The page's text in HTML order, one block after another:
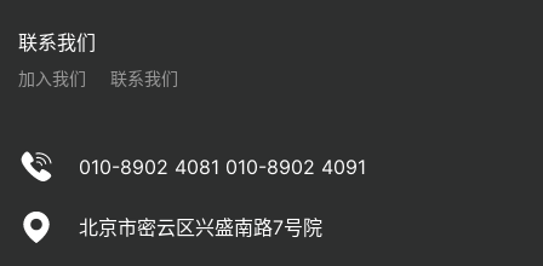
联系我们
加入我们 联系我们
010-8902 4081 010-8902 4091
北京市密云区兴盛南路7号院